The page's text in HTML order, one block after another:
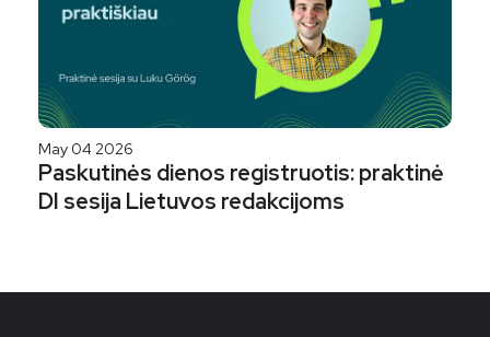
May 04 2026
Paskutinės dienos registruotis: praktinė
DI sesija Lietuvos redakcijoms